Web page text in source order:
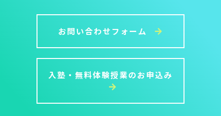
お問い合わせフォーム
入塾・無料体験授業のお申込み